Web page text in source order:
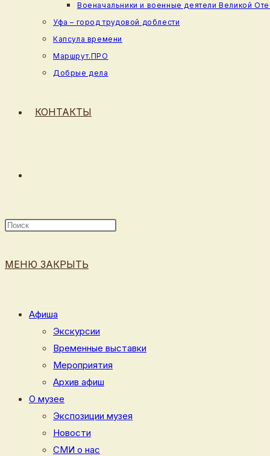
Военачальники и военные деятели Великой
Уфа – город трудовой доблести
Капсула времени
Маршрут.ПРО
Добрые дела
КОНТАКТЫ
ВЕБ-
МЕНЮ ЗАКРЫТЬ
Афиша
Экскурсии
Временные выставки
Мероприятия
Архив афиш
О музее
Экспозиции музея
Новости
СМИ о нас